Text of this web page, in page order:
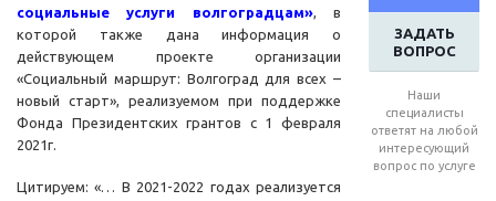
ЗАДАТЬ
ВОПРОС
Наши
специалисты
ответят на любой
интересующий
вопрос по услуге
социальные услуги волгоградцам», в
которой также дана информация о
действующем проекте организации
«Социальный маршрут: Волгоград для всех –
новый старт», реализуемом при поддержке
Фонда Президентских грантов с 1 февраля
2021г.
Цитируем: «… В 2021-2022 годах реализуется